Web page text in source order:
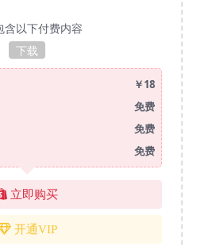
含以下付费内容
下载
￥18
免费
免费
免费
立即购买
开通VIP